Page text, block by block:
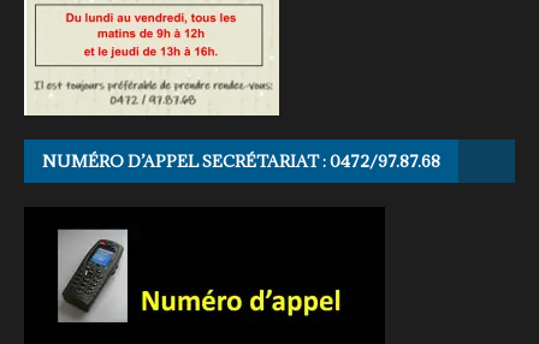
NUMÉRO D’APPEL SECRÉTARIAT : 0472/97.87.68